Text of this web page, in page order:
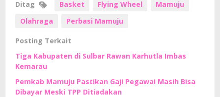
Ditag Basket Flying Wheel
Mamuju
Olahraga
Perbasi Mamuju
Posting Terkait
Tiga Kabupaten di Sulbar Rawan Karhutla Imbas
Kemarau
Pemkab Mamuju Pastikan Gaji Pegawai Masih Bisa
Dibayar Meski TPP Ditiadakan